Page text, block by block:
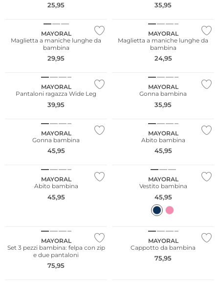
25,95 35,95
MAYORAL
Maglietta a maniche lunghe da
bambina
29,95
MAYORAL
Maglietta a maniche lunghe da
bambina
24,95
MAYORAL
Pantaloni ragazza Wide Leg
39,95
MAYORAL
Gonna bambina
35,95
MAYORAL
Gonna bambina
45,95
MAYORAL
Abito bambina
45,95
MAYORAL
Abito bambina
45,95
MAYORAL
Vestito bambina
45,95
MAYORAL
Set 3 pezzi bambina: felpa con zip
e due pantaloni
75,95
MAYORAL
Cappotto da bambina
75,95